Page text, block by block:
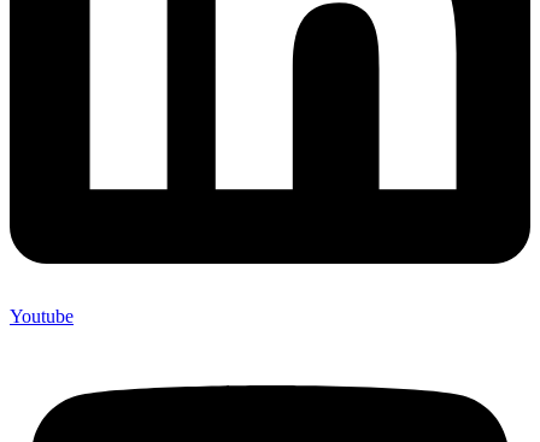
Youtube